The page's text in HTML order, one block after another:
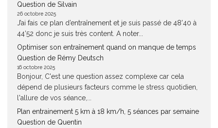
Question de Silvain
26 octobre 2025
J’ai fais ce plan d’entraînement et je suis passé de 48’40 à
44’52 donc je suis très content. A noter...
Optimiser son entraînement quand on manque de temps
Question de Rémy Deutsch
16 octobre 2025
Bonjour, C'est une question assez complexe car cela
dépend de plusieurs facteurs comme le stress quotidien,
l'allure de vos séance,...
Plan entrainement 5 km à 18 km/h, 5 séances par semaine
Question de Quentin